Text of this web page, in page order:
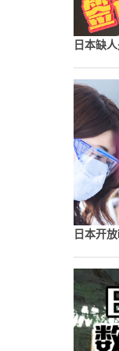
日本缺
日本开